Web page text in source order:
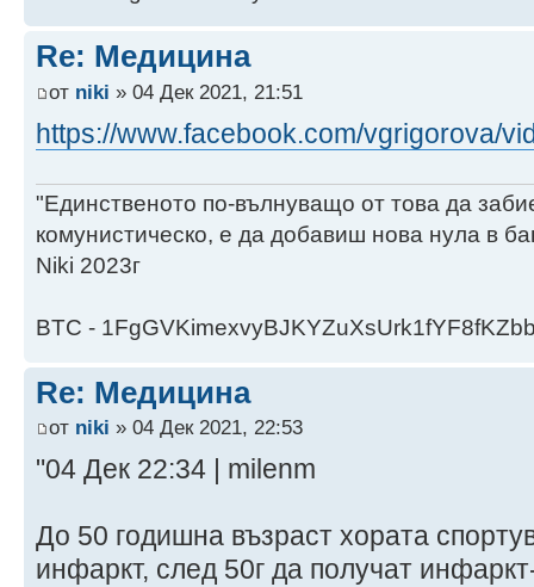
Re: Медицина
от niki » 04 Дек 2021, 21:51
https://www.facebook.com/vgrigorova/
"Единственото по-вълнуващо от това да
комунистическо, е да добавиш нова нула в
Niki 2023г
BTC -
Re: Медицина
от niki » 04 Дек 2021, 22:53
"04 Дек 22:34 | milenm
До 50 годишна възраст хората
инфаркт, след 50г да получат